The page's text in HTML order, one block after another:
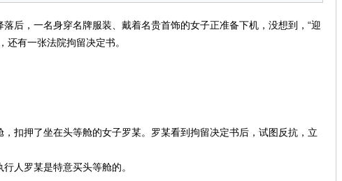
落后，一名身穿名牌服装、戴着名贵首饰的女子正准备下机，没想到，“迎
还有一张法院拘留决定书。
扣押了坐在头等舱的女子罗某。罗某看到拘留决定书后，试图反抗，立
人罗某是特意买头等舱的。